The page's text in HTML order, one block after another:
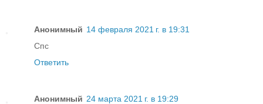
Анонимный 14 февраля 2021 г. в 19:31
Спс
Ответить
Анонимный 24 марта 2021 г. в 19:29